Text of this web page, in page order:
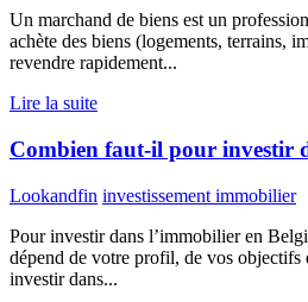
Un marchand de biens est un
achète des biens (logements, terrains,
revendre rapidement...
Lire la suite
Combien faut-il pour investir
Lookandfin investissement immobilier
Pour investir dans l’immobilier en
dépend de votre profil, de vos
investir dans...